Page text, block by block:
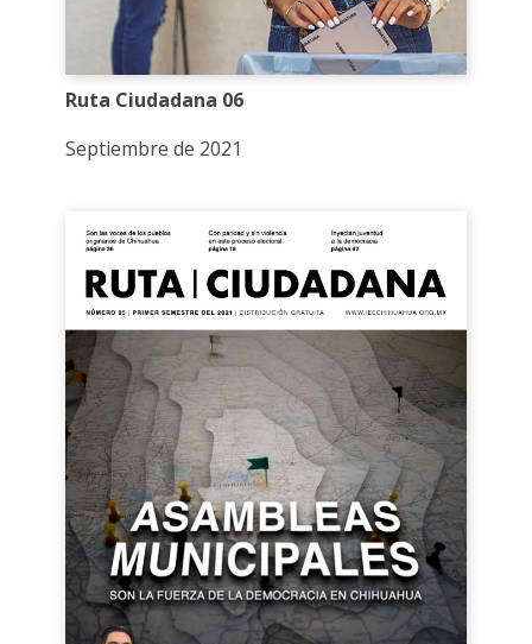
Ruta Ciudadana 06
Septiembre de 2021